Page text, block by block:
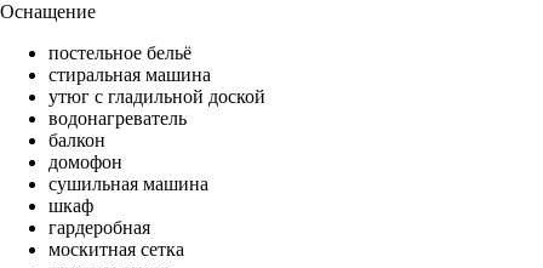
Оснащение
постельное бельё
стиральная машина
утюг с гладильной доской
водонагреватель
балкон
домофон
сушильная машина
шкаф
гардеробная
москитная сетка